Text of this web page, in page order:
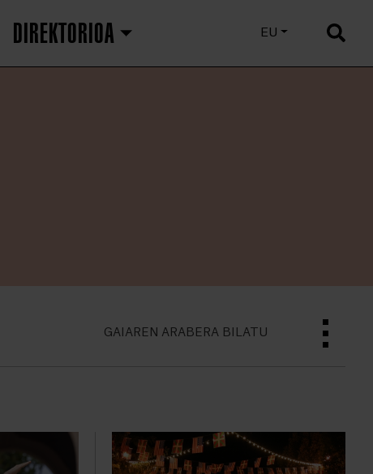
DIREKTORIOA ES EN
EU
GAIAREN ARABERA BILATU